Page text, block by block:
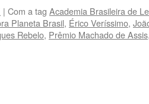
| Com a tag Academia Brasileira de
Planeta Brasil, Érico Veríssimo,
Rebelo, Prêmio Machado de Assis